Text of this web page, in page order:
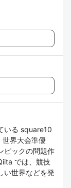
いる square10
界大会準優
ピックの問題作
では、競技
い世界などを発